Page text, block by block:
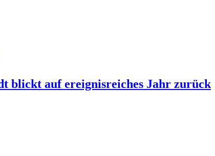
blickt auf ereignisreiches Jahr zurück